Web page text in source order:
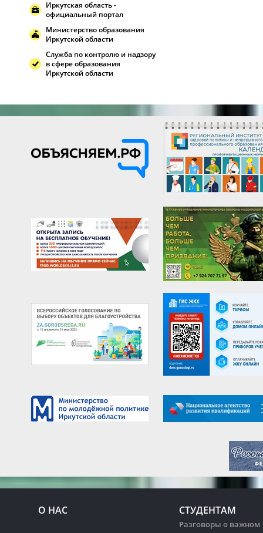
Иркутская область -
официальный портал
Министерство образования
Иркутской области
Служба по контролю и надзору
в сфере образования
Иркутской области
О НАС СТУДЕНТАМ
Разговоры о важном